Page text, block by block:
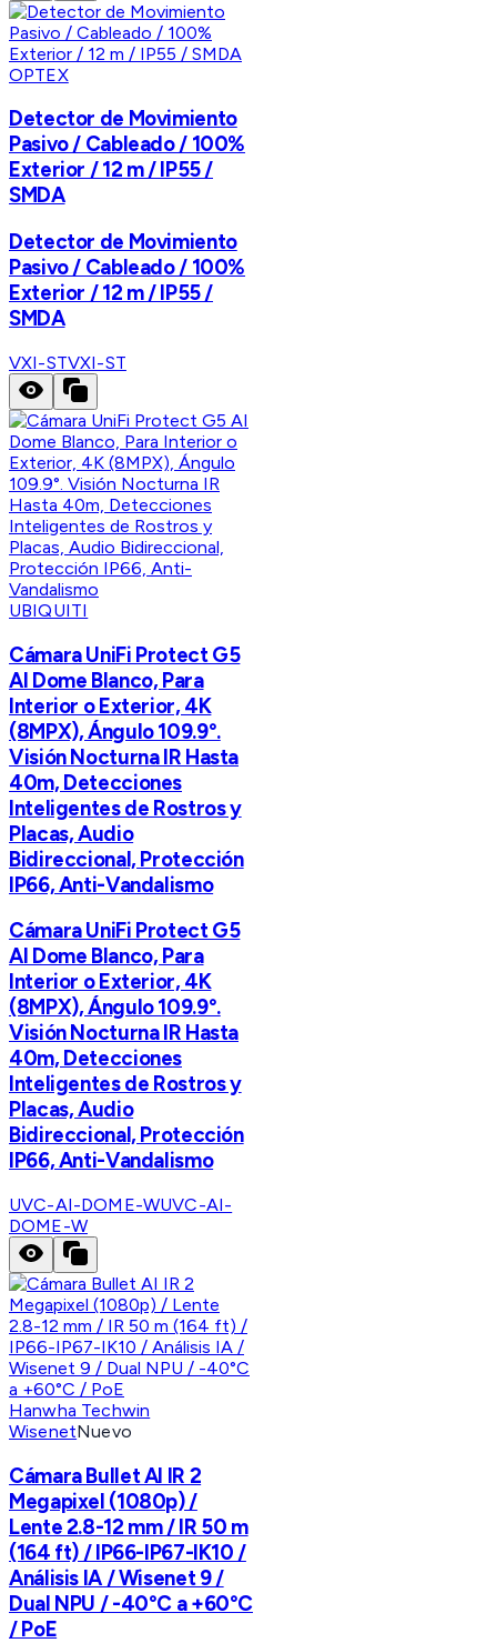
OPTEX
Detector de Movimiento
Pasivo / Cableado / 100%
Exterior / 12 m / IP55 /
SMDA
Detector de Movimiento
Pasivo / Cableado / 100%
Exterior / 12 m / IP55 /
SMDA
VXI-STVXI-ST
UBIQUITI
Cámara UniFi Protect G5
AI Dome Blanco, Para
Interior o Exterior, 4K
(8MPX), Ángulo 109.9°.
Visión Nocturna IR Hasta
40m, Detecciones
Inteligentes de Rostros y
Placas, Audio
Bidireccional, Protección
IP66, Anti-Vandalismo
Cámara UniFi Protect G5
AI Dome Blanco, Para
Interior o Exterior, 4K
(8MPX), Ángulo 109.9°.
Visión Nocturna IR Hasta
40m, Detecciones
Inteligentes de Rostros y
Placas, Audio
Bidireccional, Protección
IP66, Anti-Vandalismo
UVC-AI-DOME-WUVC-AI-
DOME-W
Hanwha Techwin
WisenetNuevo
Cámara Bullet AI IR 2
Megapixel (1080p) /
Lente 2.8-12 mm / IR 50 m
(164 ft) / IP66-IP67-IK10 /
Análisis IA / Wisenet 9 /
Dual NPU / -40°C a +60°C
/ PoE